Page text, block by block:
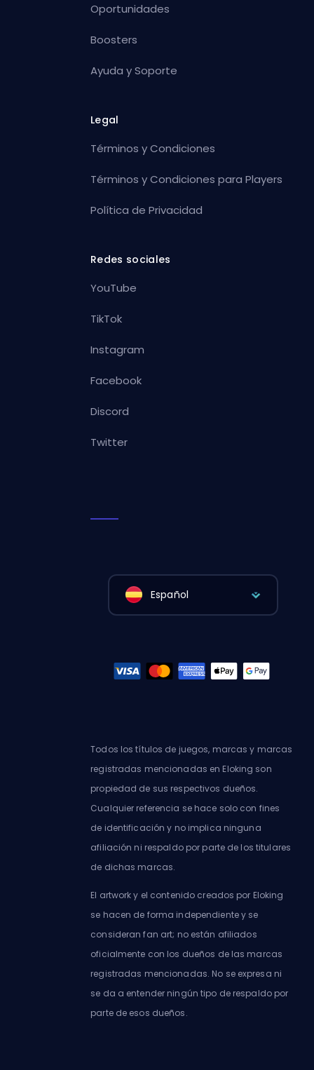
Oportunidades
Boosters
Ayuda y Soporte
Legal
Términos y Condiciones
Términos y Condiciones para Players
Política de Privacidad
Redes sociales
YouTube
TikTok
Instagram
Facebook
Discord
Twitter
Español
Todos los títulos de juegos, marcas y marcas
registradas mencionadas en Eloking son
propiedad de sus respectivos dueños.
Cualquier referencia se hace solo con fines
de identificación y no implica ninguna
afiliación ni respaldo por parte de los titulares
de dichas marcas.
El artwork y el contenido creados por Eloking
se hacen de forma independiente y se
consideran fan art; no están afiliados
oficialmente con los dueños de las marcas
registradas mencionadas. No se expresa ni
se da a entender ningún tipo de respaldo por
parte de esos dueños.